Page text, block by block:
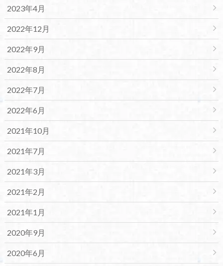
2023年4月
2022年12月
2022年9月
2022年8月
2022年7月
2022年6月
2021年10月
2021年7月
2021年3月
2021年2月
2021年1月
2020年9月
2020年6月